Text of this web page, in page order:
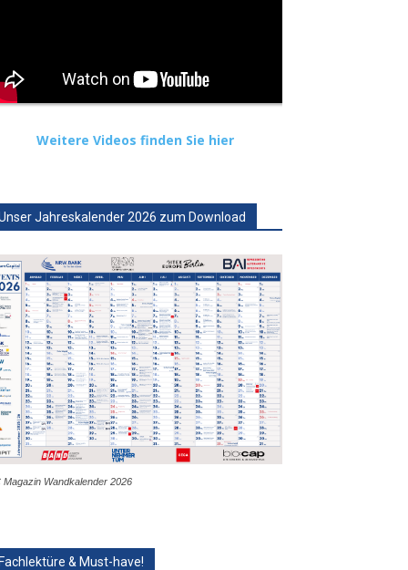
Weitere Videos finden Sie hier
Jahreskalender 2026 zum Download
Magazin Wandkalender 2026
& Must-have!